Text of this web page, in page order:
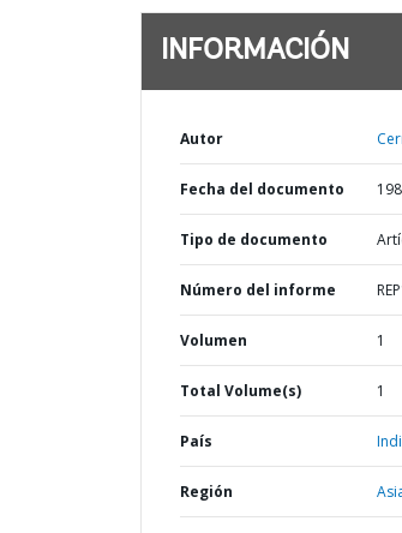
INFORMACIÓN
Autor
Fecha del documento
Tipo de documento
Número del informe
Volumen 1
Total Volume(s) 1
País
Región